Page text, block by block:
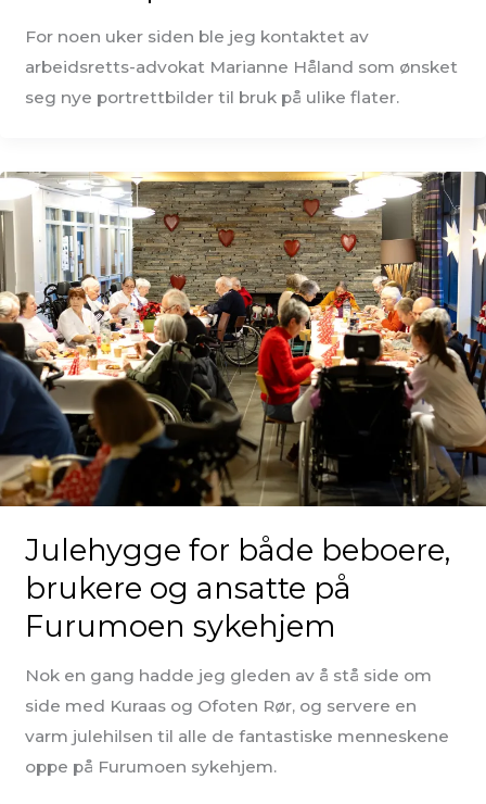
For noen uker siden ble jeg kontaktet av
arbeidsretts-advokat Marianne Håland som ønsket
seg nye portrettbilder til bruk på ulike flater.
Julehygge for både beboere,
brukere og ansatte på
Furumoen sykehjem
Nok en gang hadde jeg gleden av å stå side om
side med Kuraas og Ofoten Rør, og servere en
varm julehilsen til alle de fantastiske menneskene
oppe på Furumoen sykehjem.